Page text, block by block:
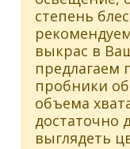
степень
выкрас в
предлагаем
пробники
объема
достаточно
выглядеть